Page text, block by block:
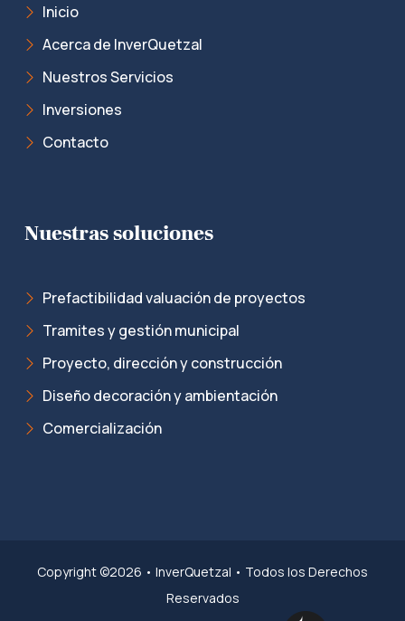
Inicio
Acerca de InverQuetzal
Nuestros Servicios
Inversiones
Contacto
Nuestras soluciones
Prefactibilidad valuación de proyectos
Tramites y gestión municipal
Proyecto, dirección y construcción
Diseño decoración y ambientación
Comercialización
Copyright ©2026 • InverQuetzal • Todos los Derechos
Reservados